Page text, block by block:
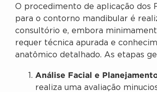
O procedimento de aplicação dos
para o contorno mandibular é
consultório e, embora
requer técnica apurada e
anatômico detalhado. As etapas
Análise Facial e
realiza uma avaliação